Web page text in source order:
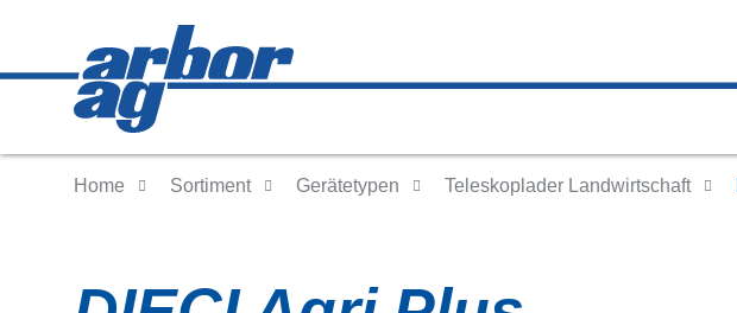
Home Sortiment Gerätetypen Teleskoplader Landwirtschaft